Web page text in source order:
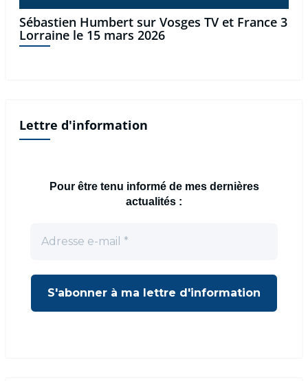
Sébastien Humbert sur Vosges TV et France 3
Lorraine le 15 mars 2026
Lettre d'information
Pour être tenu informé de mes dernières
actualités :